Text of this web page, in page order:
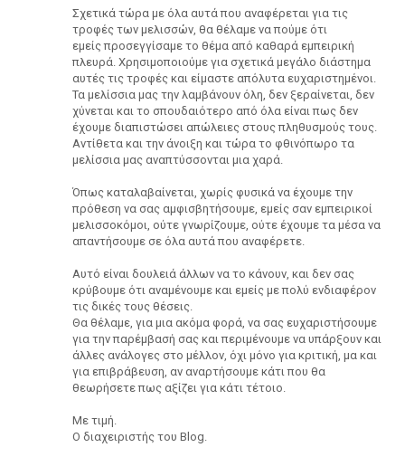
Σχετικά τώρα με όλα αυτά που αναφέρεται για τις
τροφές των μελισσών, θα θέλαμε να πούμε ότι
εμείς προσεγγίσαμε το θέμα από καθαρά εμπειρική
πλευρά. Χρησιμοποιούμε για σχετικά μεγάλο διάστημα
αυτές τις τροφές και είμαστε απόλυτα ευχαριστημένοι.
Τα μελίσσια μας την λαμβάνουν όλη, δεν ξεραίνεται, δεν
χύνεται και το σπουδαιότερο από όλα είναι πως δεν
έχουμε διαπιστώσει απώλειες στους πληθυσμούς τους.
Αντίθετα και την άνοιξη και τώρα το φθινόπωρο τα
μελίσσια μας αναπτύσσονται μια χαρά.
Όπως καταλαβαίνεται, χωρίς φυσικά να έχουμε την
πρόθεση να σας αμφισβητήσουμε, εμείς σαν εμπειρικοί
μελισσοκόμοι, ούτε γνωρίζουμε, ούτε έχουμε τα μέσα να
απαντήσουμε σε όλα αυτά που αναφέρετε.
Αυτό είναι δουλειά άλλων να το κάνουν, και δεν σας
κρύβουμε ότι αναμένουμε και εμείς με πολύ ενδιαφέρον
τις δικές τους θέσεις.
Θα θέλαμε, για μια ακόμα φορά, να σας ευχαριστήσουμε
για την παρέμβασή σας και περιμένουμε να υπάρξουν και
άλλες ανάλογες στο μέλλον, όχι μόνο για κριτική, μα και
για επιβράβευση, αν αναρτήσουμε κάτι που θα
θεωρήσετε πως αξίζει για κάτι τέτοιο.
Με τιμή.
Ο διαχειριστής του Blog.